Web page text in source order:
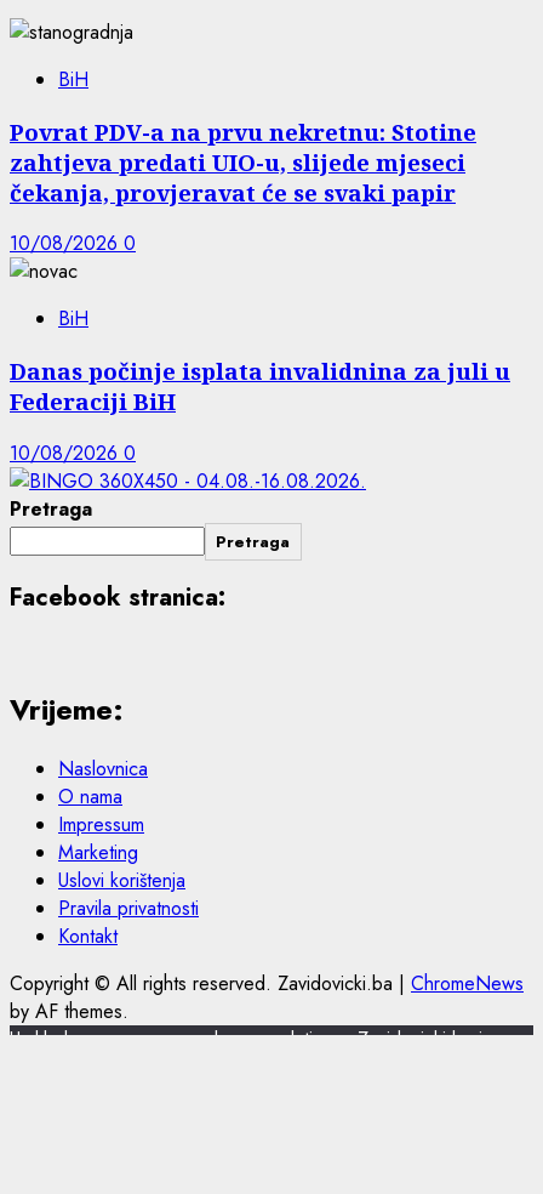
BiH
Povrat PDV-a na prvu nekretnu: Stotine
zahtjeva predati UIO-u, slijede mjeseci
čekanja, provjeravat će se svaki papir
10/08/2026 0
BiH
Danas počinje isplata invalidnina za juli u
Federaciji BiH
10/08/2026 0
Pretraga
Pretraga
Facebook stranica:
Vrijeme:
Naslovnica
O nama
Impressum
Marketing
Uslovi korištenja
Pravila privatnosti
Kontakt
Copyright © All rights reserved. Zavidovicki.ba | ChromeNews
by AF themes.
U skladu s novom europskom regulativom, Zavidovicki.ba je